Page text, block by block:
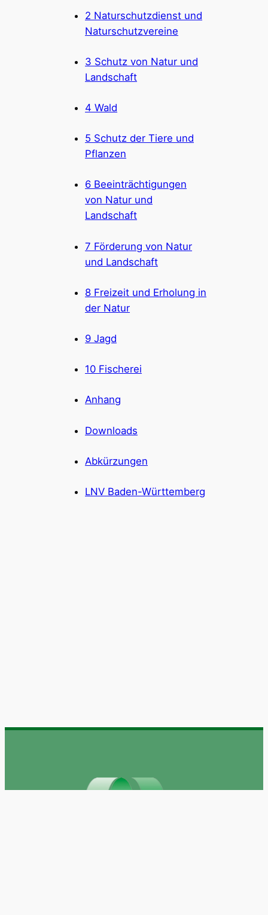
2 Naturschutzdienst und
Naturschutzvereine
3 Schutz von Natur und
Landschaft
4 Wald
5 Schutz der Tiere und
Pflanzen
6 Beeinträchtigungen
von Natur und
Landschaft
7 Förderung von Natur
und Landschaft
8 Freizeit und Erholung in
der Natur
9 Jagd
10 Fischerei
Anhang
Downloads
Abkürzungen
LNV Baden-Württemberg